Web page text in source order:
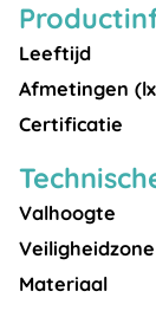
Leeftijd
Afmetingen
Certificatie
Valhoogte
Veiligheidzone
Materiaal